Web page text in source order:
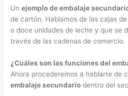
Unejemplo de embalaje
de cartón. Hablamos de las cajas
o doce unidades de leche y que se
través de las cadenas de comercio.
¿Cuáles son las funciones del
Ahora procederemos a hablarte de
embalaje secundario dentro del